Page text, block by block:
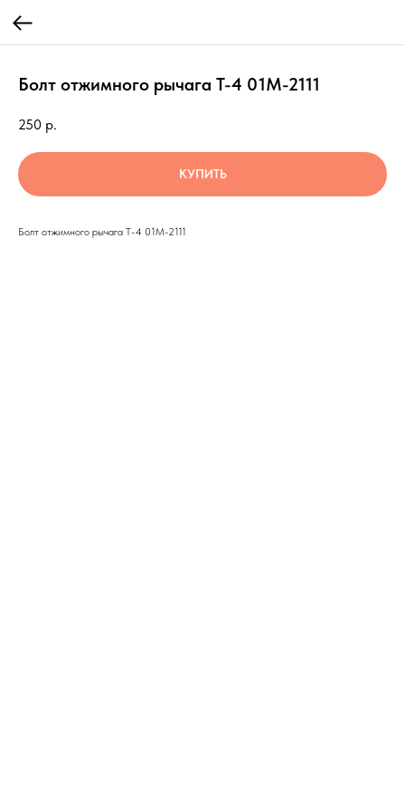
Болт отжимного рычага Т-4 01М-2111
250 р.
КУПИТЬ
Болт отжимного рычага Т-4 01М-2111